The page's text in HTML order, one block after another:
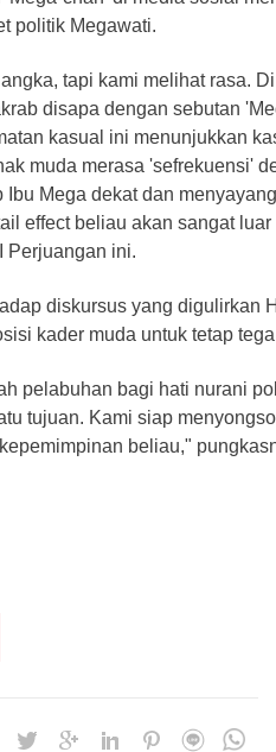
politik Megawati.
tapi kami melihat rasa. Di
disapa dengan sebutan
kasual ini menunjukkan
muda merasa 'sefrekuensi'
Mega dekat dan
effect beliau akan sangat
Perjuangan ini.
diskursus yang digulirkan
kader muda untuk tetap
pelabuhan bagi hati nurani
tujuan. Kami siap
beliau,"